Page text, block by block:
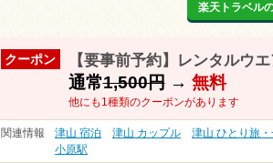
楽天トラベル
クーポン 【要事前予約】レンタルウ
通常1,500円→ 無料
他にも1種類のクーポンがあります
関連情報 津山 宿泊 津山 カップル 津山 ひとり旅
小原駅